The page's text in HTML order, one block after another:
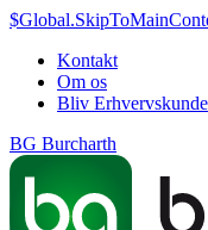
Kontakt
Om os
Bliv Erhvervskunde
BG Burcharth